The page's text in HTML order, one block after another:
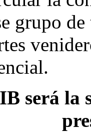
grupo
será la